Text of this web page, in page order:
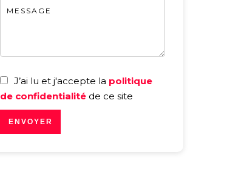
J’ai lu et j'accepte la politique
de confidentialité de ce site
ENVOYER